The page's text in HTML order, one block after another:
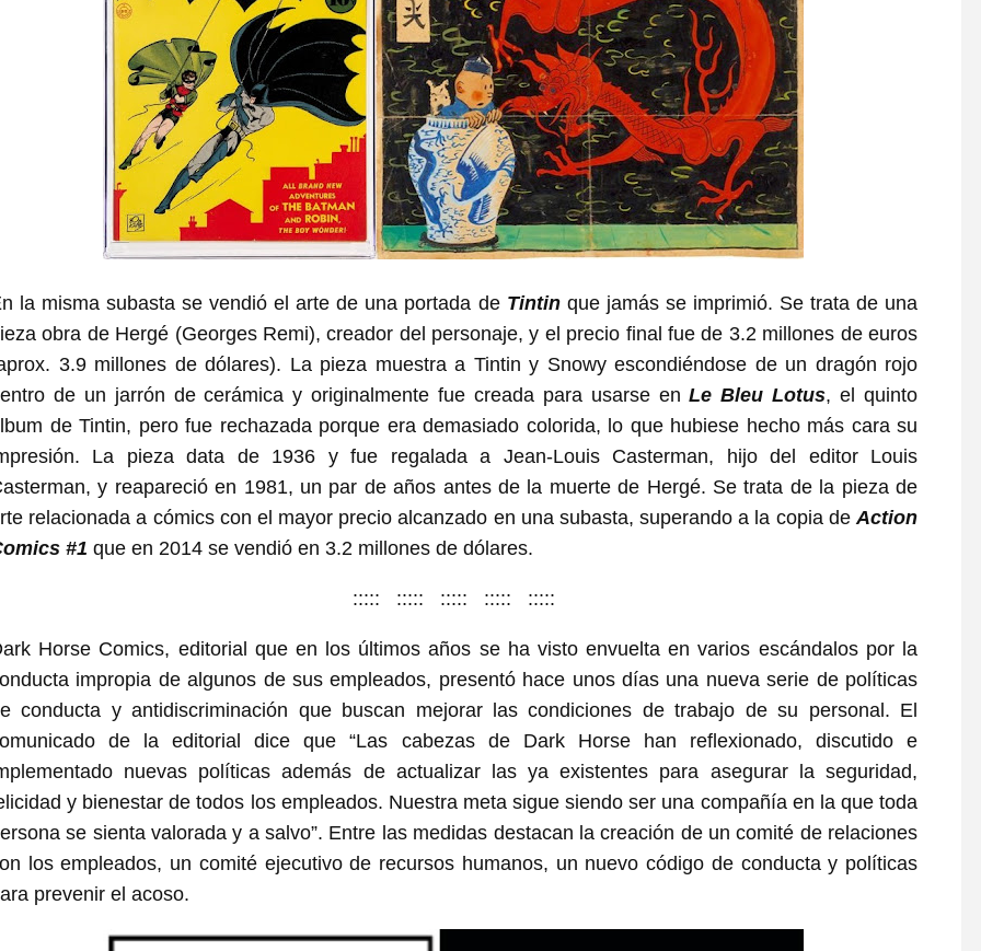
la misma subasta se vendió el arte de una portada de Tintinque jamás se imprimió. Se trata de una
obra de Hergé (Georges Remi), creador del personaje, y el precio final fue de 3.2 millones de euros
3.9 millones de dólares). La pieza muestra a Tintin y Snowy escondiéndose de un dragón rojo
de un jarrón de cerámica y originalmente fue creada para usarse enLe Bleu Lotus, el quinto
de Tintin, pero fue rechazada porque era demasiado colorida, lo que hubiese hecho más cara su
La pieza data de 1936 y fue regalada a Jean-Louis Casterman, hijo del editor Louis
y reapareció en 1981, un par de años antes de la muerte de Hergé. Se trata de la pieza de
relacionada a cómics con el mayor precio alcanzado en una subasta, superando a la copia deAction
#1 que en 2014 se vendió en 3.2 millones de dólares.
::::: ::::: ::::: ::::: :::::
Horse Comics, editorial que en los últimos años se ha visto envuelta en varios escándalos por la
impropia de algunos de sus empleados, presentó hace unos días una nueva serie de políticas
conducta y antidiscriminación que buscan mejorar las condiciones de trabajo de su personal. El
de la editorial dice que “Las cabezas de Dark Horse han reflexionado, discutido e
nuevas políticas además de actualizar las ya existentes para asegurar la seguridad,
y bienestar de todos los empleados. Nuestra meta sigue siendo ser una compañía en la que toda
se sienta valorada y a salvo”. Entre las medidas destacan la creación de un comité de relaciones
los empleados, un comité ejecutivo de recursos humanos, un nuevo código de conducta y políticas
prevenir el acoso.